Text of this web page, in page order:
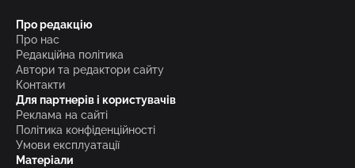
Про редакцію
Про нас
Редакційна політика
Автори та редактори сайту
Контакти
Для партнерів і користувачів
Реклама на сайті
Політика конфіденційності
Умови експлуатації
Матеріали